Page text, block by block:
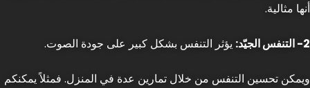
أنها مثالية.
2- التنفس الجيّد: يؤثر التنفس بشكل كبير على جودة الصوت.
ويمكن تحسين التنفس من خلال تمارين عدة في المنزل. فمثلاً يمكنكم